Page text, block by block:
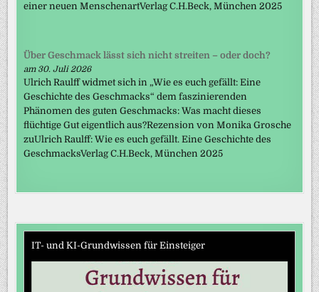
einer neuen MenschenartVerlag C.H.Beck, München 2025
Über Geschmack lässt sich nicht streiten – oder doch?
am 30. Juli 2026
Ulrich Raulff widmet sich in „Wie es euch gefällt: Eine
Geschichte des Geschmacks“ dem faszinierenden
Phänomen des guten Geschmacks: Was macht dieses
flüchtige Gut eigentlich aus?Rezension von Monika Grosche
zuUlrich Raulff: Wie es euch gefällt. Eine Geschichte des
GeschmacksVerlag C.H.Beck, München 2025
IT- und KI-Grundwissen für Einsteiger